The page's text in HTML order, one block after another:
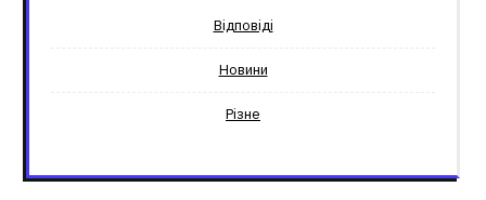
Відповіді
Новини
Різне